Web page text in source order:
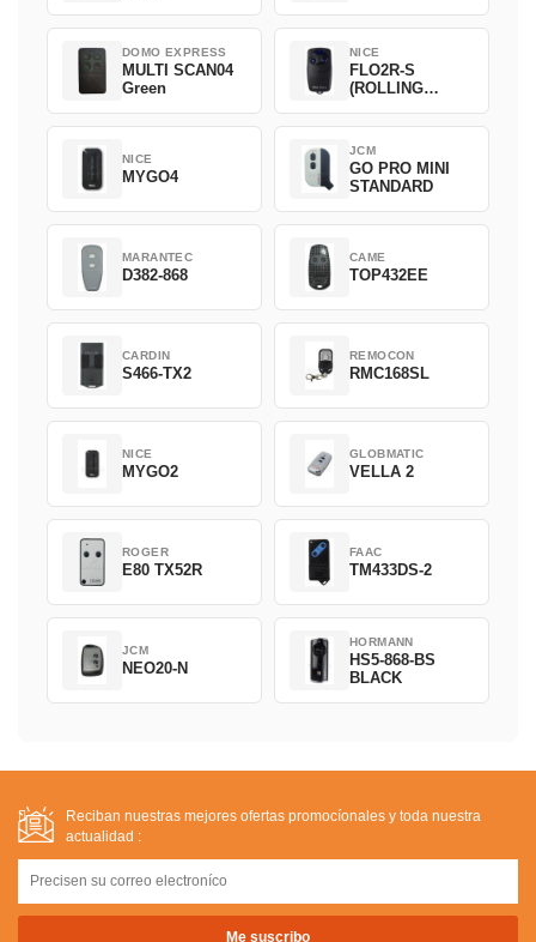
DOMO EXPRESS
MULTI SCAN04
Green
NICE
FLO2R-S
(ROLLING
NICE
MYGO4
JCM
GO PRO MINI
STANDARD
MARANTEC
D382-868
CAME
TOP432EE
CARDIN
S466-TX2
REMOCON
RMC168SL
NICE
MYGO2
GLOBMATIC
VELLA 2
ROGER
E80 TX52R
FAAC
TM433DS-2
JCM
NEO20-N
HORMANN
HS5-868-BS
BLACK
Reciban nuestras mejores ofertas promocíonales y toda nuestra
actualidad :